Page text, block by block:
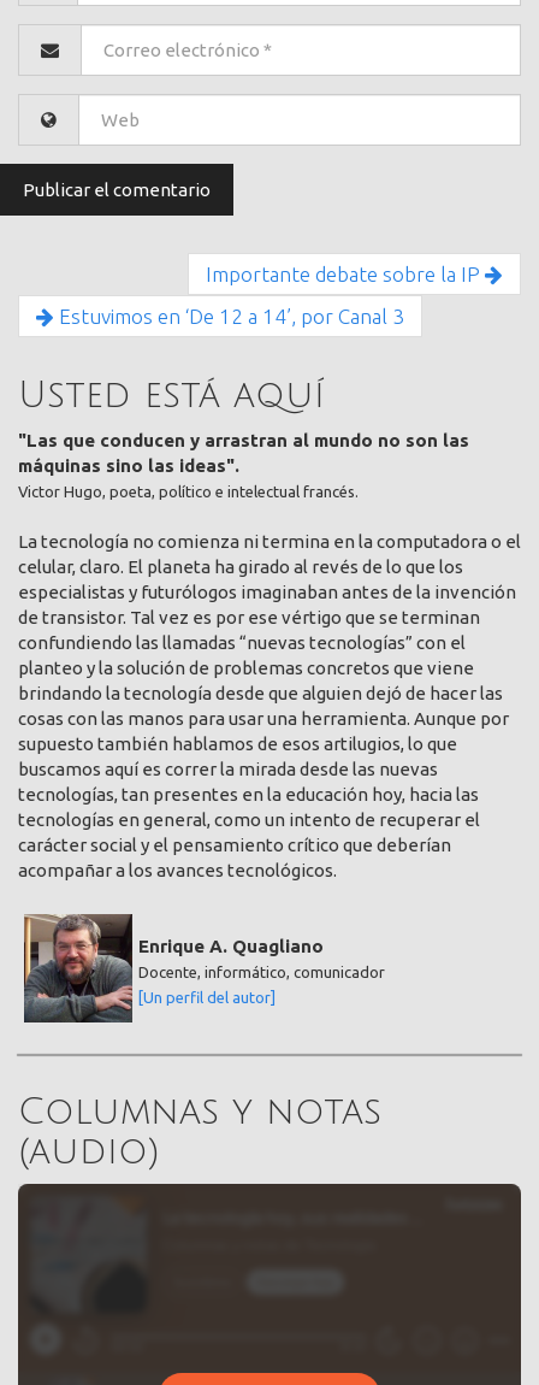
Importante debate sobre la IP
Estuvimos en ‘De 12 a 14’, por Canal 3
Usted está aquí
"Las que conducen y arrastran al mundo no son las
máquinas sino las ideas".
Victor Hugo, poeta, político e intelectual francés.
La tecnología no comienza ni termina en la computadora o el
celular, claro. El planeta ha girado al revés de lo que los
especialistas y futurólogos imaginaban antes de la invención
de transistor. Tal vez es por ese vértigo que se terminan
confundiendo las llamadas “nuevas tecnologías” con el
planteo y la solución de problemas concretos que viene
brindando la tecnología desde que alguien dejó de hacer las
cosas con las manos para usar una herramienta. Aunque por
supuesto también hablamos de esos artilugios, lo que
buscamos aquí es correr la mirada desde las nuevas
tecnologías, tan presentes en la educación hoy, hacia las
tecnologías en general, como un intento de recuperar el
carácter social y el pensamiento crítico que deberían
acompañar a los avances tecnológicos.
Enrique A. Quagliano
Docente, informático, comunicador
[Un perfil del autor]
Columnas y notas
(audio)